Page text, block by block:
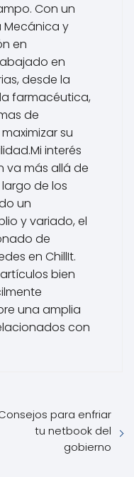
Con un
Mecánica y
en
en
desde la
farmacéutica,
de
su
interés
va más allá de
de los
un
y variado, el
de
en ChillIt.
bien
una amplia
con
para enfriar
tu netbook del
gobierno